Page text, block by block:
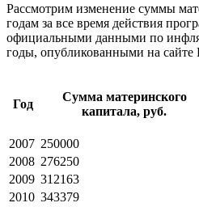
Рассмотрим изменение суммы
годам за все время действия
официальными данными по
годы, опубликованными на сайте
Год
Сумма материнского
капитала, руб.
2007 250000
2008 276250
2009 312163
2010 343379